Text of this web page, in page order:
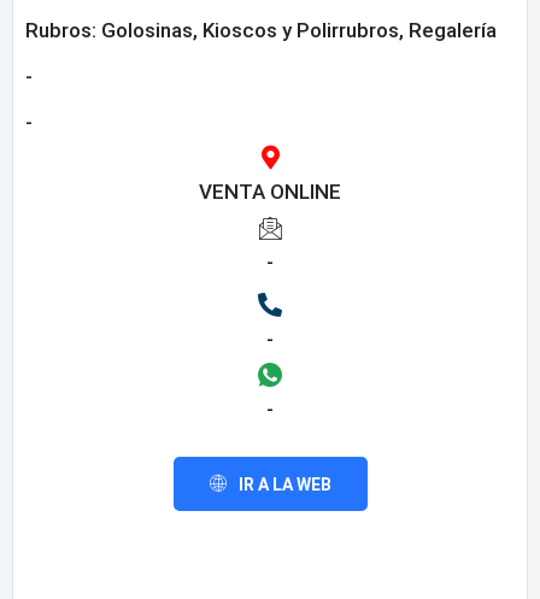
Rubros: Golosinas, Kioscos y Polirrubros, Regalería
-
-
VENTA ONLINE
-
-
-
IR A LA WEB